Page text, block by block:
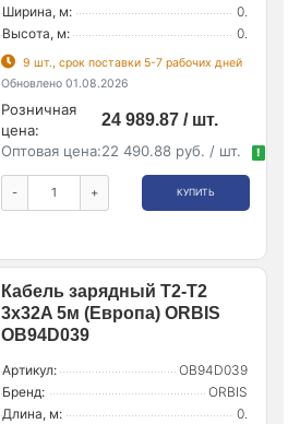
Ширина, м:
0.
Высота, м:
0.
9 шт., срок поставки 5-7 рабочих дней
Обновлено 01.08.2026
Розничная
цена:
24 989.87 / шт.
Оптовая цена:22 490.88 руб. / шт. !
- + КУПИТЬ
Кабель зарядный T2-T2
3х32A 5м (Европа) ORBIS
OB94D039
Артикул:
OB94D039
Бренд:
ORBIS
Длина, м:
0.